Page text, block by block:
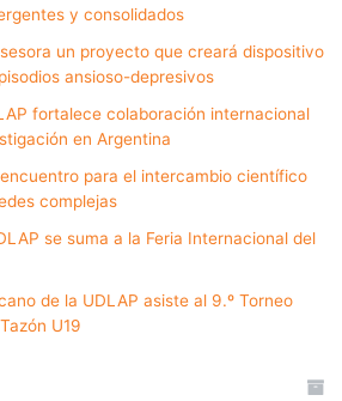
y consolidados
un proyecto que creará dispositivo
ansioso-depresivos
fortalece colaboración internacional
en Argentina
para el intercambio científico
complejas
se suma a la Feria Internacional del
de la UDLAP asiste al 9.º Torneo
U19